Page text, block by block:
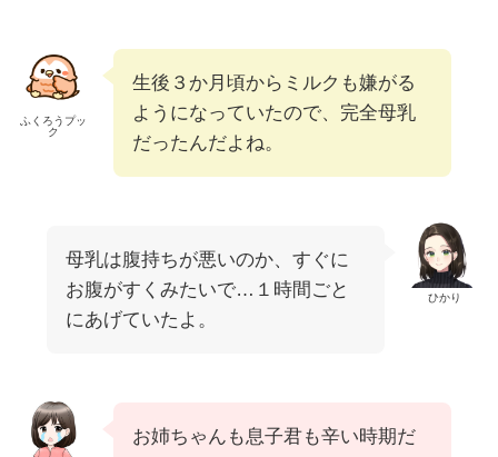
ふくろうプッ
ク
生後３か月頃からミルクも嫌がる
ようになっていたので、完全母乳
だったんだよね。
ひかり
母乳は腹持ちが悪いのか、すぐに
お腹がすくみたいで…１時間ごと
にあげていたよ。
お姉ちゃんも息子君も辛い時期だ